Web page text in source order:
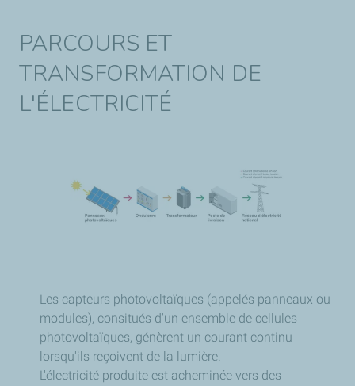
PARCOURS ET
TRANSFORMATION DE
L'ÉLECTRICITÉ
Les capteurs photovoltaïques (appelés panneaux ou
modules), consitués d'un ensemble de cellules
photovoltaïques, génèrent un courant continu
lorsqu'ils reçoivent de la lumière.
L'électricité produite est acheminée vers des